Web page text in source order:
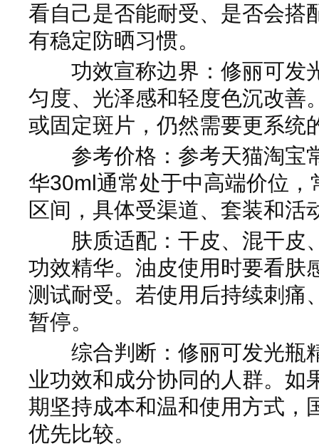
看自己是否能耐受、是否会搭
有稳定防晒习惯。
功效宣称边界：修丽可发
匀度、光泽感和轻度色沉改善
或固定斑片，仍然需要更系统
参考价格：参考天猫淘宝
华30ml通常处于中高端价位
区间，具体受渠道、套装和活
肤质适配：干皮、混干皮
功效精华。油皮使用时要看肤
测试耐受。若使用后持续刺痛
暂停。
综合判断：修丽可发光瓶
业功效和成分协同的人群。如
期坚持成本和温和使用方式，
优先比较。